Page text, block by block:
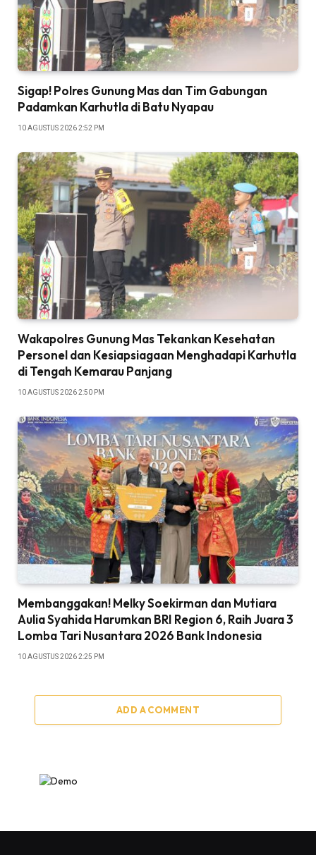
Sigap! Polres Gunung Mas dan Tim Gabungan
Padamkan Karhutla di Batu Nyapau
10 AGUSTUS 2026 2:52 PM
Wakapolres Gunung Mas Tekankan Kesehatan
Personel dan Kesiapsiagaan Menghadapi Karhutla
di Tengah Kemarau Panjang
10 AGUSTUS 2026 2:50 PM
Membanggakan! Melky Soekirman dan Mutiara
Aulia Syahida Harumkan BRI Region 6, Raih Juara 3
Lomba Tari Nusantara 2026 Bank Indonesia
10 AGUSTUS 2026 2:25 PM
ADD A COMMENT